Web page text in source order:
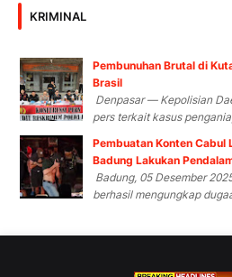
KRIMINAL
Pembunuhan Brutal di
Brasil
Denpasar — Kepolisian
pers terkait kasus
Pembuatan Konten Cabul
Badung Lakukan
Badung, 05 Desember
berhasil mengungkap